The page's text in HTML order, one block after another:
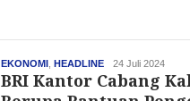
EKONOMI , HEADLINE haluan
24 Juli 2024
BRI Kantor Cabang